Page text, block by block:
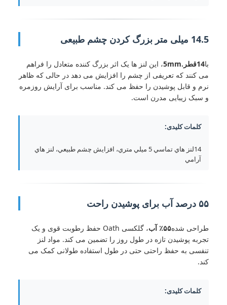
14.5 میلی متر بزرگ کردن چشم طبیعی
با14قطر.5mm
، این لنز ها یک اثر بزرگ کننده متعادل را فراهم
می کنند که تعریفی از چشم را افزایش می دهد در حالی که ظاهر
نرم و قابل پوشیدن را حفظ می کند. مناسب برای آرایش روزمره
و سبک زیبایی مدرن است.
کلمات کلیدی:
14لنز هاي تماسي 5 ميلي متري، افزايش چشم طبيعي، لنز هاي
آرامي
۵۵ درصد آب برای پوشیدن راحت
طراحی شده۵۵٪ آب
، گلکسی Oath حفظ رطوبت قوی و یک
تجربه پوشیدن تازه در طول روز را تضمین می کند. مواد لنز
تنفسی به حفظ راحتی حتی در طول استفاده طولانی کمک می
کند.
کلمات کلیدی: